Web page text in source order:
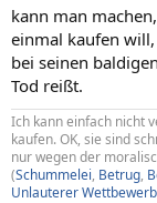
kann man
einmal kaufen
bei seinen
Tod reißt.
Ich kann einfach nicht
kaufen. OK, sie sind
nur wegen der
(Schummelei, Betrug,
Unlauterer Wettbewerb